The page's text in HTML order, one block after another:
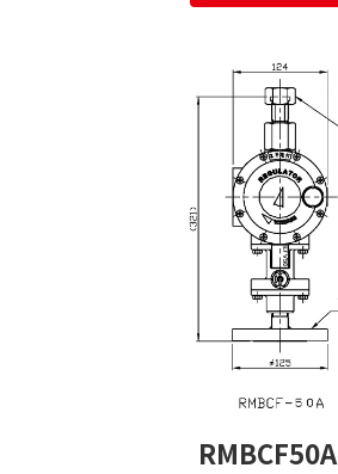
RMBCF50A